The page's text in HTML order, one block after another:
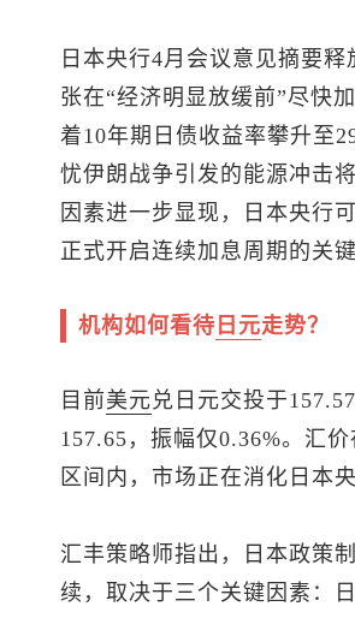
日本央行4月会议意见摘要
张在“经济明显放缓前”尽快
着10年期日债收益率攀升至
忧伊朗战争引发的能源冲击
因素进一步显现，日本央行
正式开启连续加息周期的关键
机构如何看待 日元走势？
目前美元兑日元交投于
157.65，振幅仅0.36%。汇
区间内，市场正在消化日本
汇丰策略师指出，日本政策
续，取决于三个关键因素：